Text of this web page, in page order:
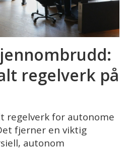
regelverk på
regelverk for autonome
fjerner en viktig
autonom